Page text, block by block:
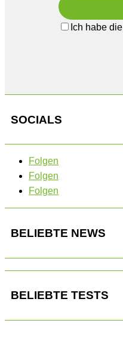
Ich habe die
SOCIALS
Folgen
Folgen
Folgen
BELIEBTE NEWS
BELIEBTE TESTS